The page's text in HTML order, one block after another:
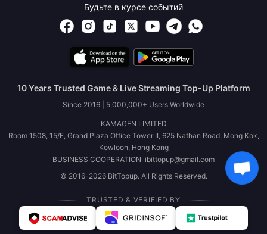
Будьте в курсе событий
10 Years Trusted Game & Live Streaming Top-Up Platform
Since 2016 | 5,000,000+ Users Worldwide
KAMAGEN LIMITED
Room 1508, 15/F, Grand Plaza Office Tower II, 625 Nathan Road, Mong Kok,
Kowloon, Hong Kong
BUSINESS COOPERATION: ibittopup@gmail.com
© 2016-2026 BitTopup. All Rights Reserved.
TRUSTED & VERIFIED BY